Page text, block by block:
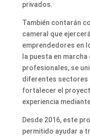
privados.
También contarán
cameral que
emprendedores en
la puesta en
profesionales, se
diferentes sectores
fortalecer el
experiencia
Desde 2016, este
permitido ayudar a